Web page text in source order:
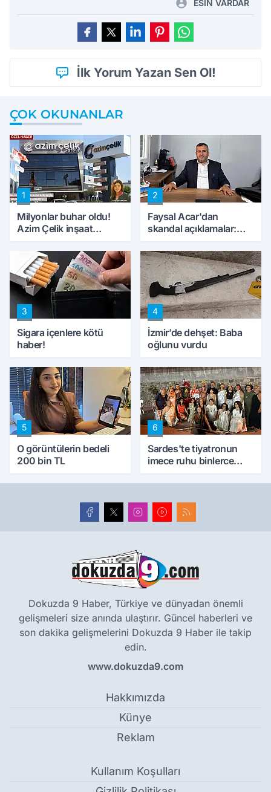
ESİN VARDAR
İlk Yorum Yazan Sen Ol!
ÇOK OKUNANLAR
1
Milyonlar buhar oldu!
Azim Çelik inşaat
konuştu
2
Faysal Acar'dan
skandal açıklamalar:
peynircilerimizi de
kıskaca aldı, müdahale
ettik'
3
Sigara içenlere kötü
haber!
4
İzmir’de dehşet: Baba
oğlunu vurdu
5
O görüntülerin bedeli
200 bin TL
6
Sardes'te tiyatronun
imece ruhu binlerce
Dokuzda 9 Haber, Türkiye ve dünyadan önemli
gelişmeleri size anında ulaştırır. Güncel haberleri ve
son dakika gelişmelerini Dokuzda 9 Haber ile takip
edin.
www.dokuzda9.com
Hakkımızda
Künye
Reklam
Kullanım Koşulları